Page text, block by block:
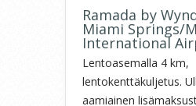
Ramada by
Miami Springs/
International
Lentoasemalla 4 km,
lentokenttäkuljetus.
aamiainen